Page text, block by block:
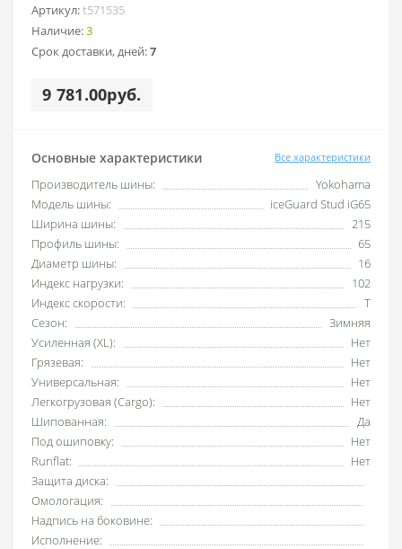
Артикул:t571535
Наличие:3
Срок доставки, дней:7
9 781.00руб.
Основные характеристики Все характеристики
Производитель шины:
Yokohama
Модель шины:
iceGuard Stud iG65
Ширина шины:
215
Профиль шины:
65
Диаметр шины:
16
Индекс нагрузки:
102
Индекс скорости:
T
Сезон:
Зимняя
Усиленная (XL):
Нет
Грязевая:
Нет
Универсальная:
Нет
Легкогрузовая (Cargo):
Нет
Шипованная:
Да
Под ошиповку:
Нет
Runflat:
Нет
Защита диска:
Омологация:
Надпись на боковине:
Исполнение: